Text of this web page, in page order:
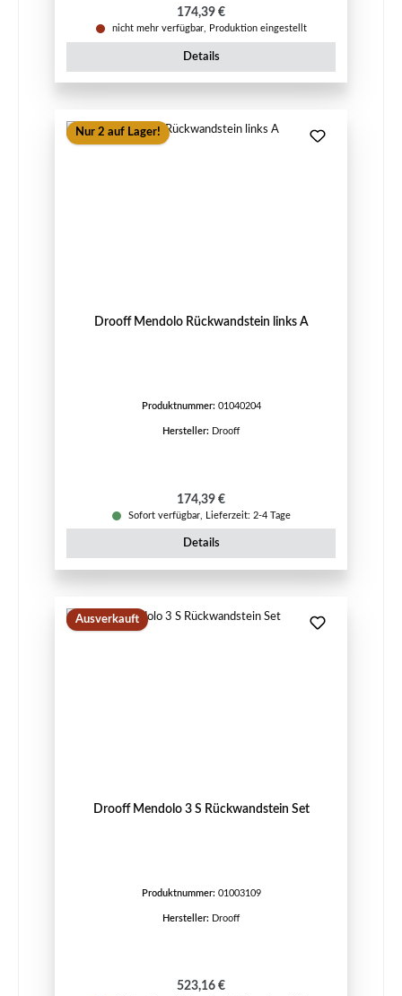
Regulärer Preis:
174,39 €
nicht mehr verfügbar, Produktion eingestellt
Details
Nur 2 auf Lager!
Drooff Mendolo Rückwandstein links A
Produktnummer: 01040204
Hersteller: Drooff
Regulärer Preis:
174,39 €
Sofort verfügbar, Lieferzeit: 2-4 Tage
Details
Ausverkauft
Drooff Mendolo 3 S Rückwandstein Set
Produktnummer: 01003109
Hersteller: Drooff
Regulärer Preis:
523,16 €